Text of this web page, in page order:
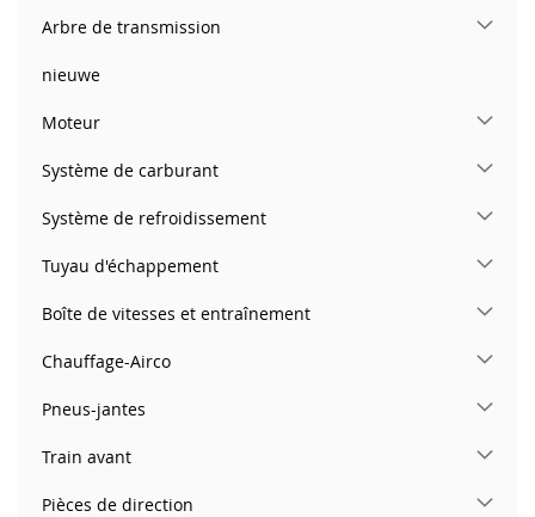
Arbre de transmission
nieuwe
Moteur
Système de carburant
Système de refroidissement
Tuyau d'échappement
Boîte de vitesses et entraînement
Chauffage-Airco
Pneus-jantes
Train avant
Pièces de direction